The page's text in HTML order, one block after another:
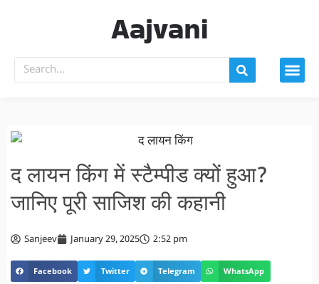
Aajvani
द लायन किंग में स्टैम्पीड क्यों हुआ?
जानिए पूरी साजिश की कहानी
Sanjeev January 29, 2025 2:52 pm
Facebook Twitter Telegram WhatsApp